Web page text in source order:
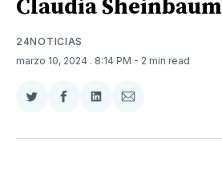
Claudia Sheinbaum
24NOTICIAS
marzo 10, 2024 . 8:14 PM - 2 min read
Compartir
Twitter
Compartir
Facebook
Compartir
LinkedIn
Compartir
Email